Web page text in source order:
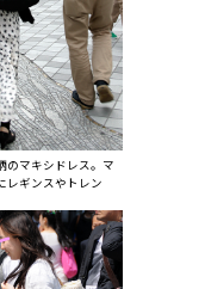
のマキシドレス。マ
レギンスやトレン